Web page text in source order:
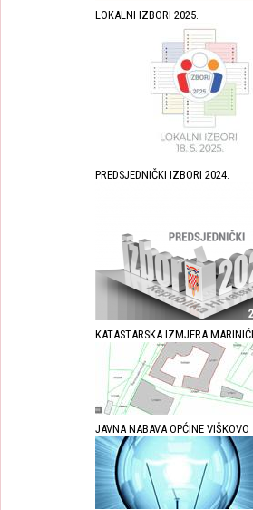
LOKALNI IZBORI 2025.
PREDSJEDNIČKI IZBORI 2024.
KATASTARSKA IZMJERA MARINIĆI
JAVNA NABAVA OPĆINE VIŠKOVO